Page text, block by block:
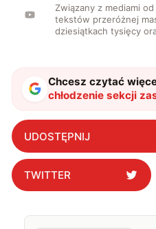
Związany z mediami
tekstów przeróżnej
dziesiątkach tysięcy
Chcesz czytać
chłodzenie sekcji
się faktem.
propozycji"?
UDOSTĘPNIJ
TWITTER